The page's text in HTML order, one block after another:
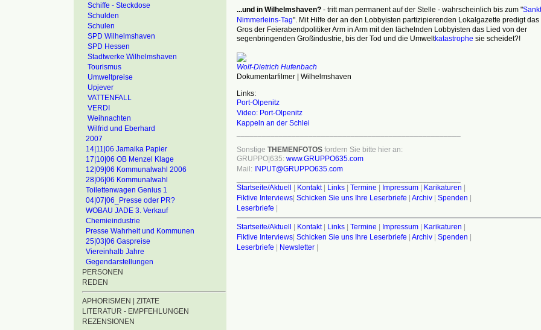
Schiffe - Steckdose
Schulden
Schulen
SPD Wilhelmshaven
SPD Hessen
Stadtwerke Wilhelmshaven
Tourismus
Umweltpreise
Upjever
VATTENFALL
VERDI
Weihnachten
Wilfrid und Eberhard
2007
14|11|06 Jamaika Papier
17|10|06 OB Menzel Klage
12|09|06 Kommunalwahl 2006
28|06|06 Kommunalwahl
Toilettenwagen Genius 1
04|07|06_Presse oder PR?
WOBAU JADE 3. Verkauf
Chemieindustrie
Presse Wahrheit und Kommunen
25|03|06 Gaspreise
Viereinhalb Jahre
Gegendarstellungen
PERSONEN
REDEN
APHORISMEN | ZITATE
LITERATUR - EMPFEHLUNGEN
REZENSIONEN
...und in Wilhelmshaven?- tritt man permanent auf der Stelle - wahrscheinlich bis zum "
Nimmerleins-Tag". Mit Hilfe der an den Lobbyisten partizipierenden Lokalgazette predigt das
Gros der Feierabendpolitiker Arm in Arm mit den lächelnden Lobbyisten das Lied von der
segenbringenden Großindustrie, bis der Tod und die Umweltkatastrophe sie scheidet?!
Wolf-Dietrich Hufenbach
Dokumentarfilmer | Wilhelmshaven
Links:
Port-Olpenitz
Video: Port-Olpenitz
Kappeln an der Schlei
Sonstige THEMENFOTOS fordern Sie bitte hier an:
GRUPPO|635: www.GRUPPO635.com
Mail: INPUT@GRUPPO635.com
Startseite/Aktuell
Kontakt| Links| Termine Impressum| Karikaturen
Fiktive Interviews| Schicken Sie uns Ihre Leserbriefe Archiv| Spenden
Leserbriefe
Startseite/Aktuell Kontakt| Links| Termine Impressum| Karikaturen
Fiktive Interviews| Schicken Sie uns Ihre Leserbriefe Archiv| Spenden
Leserbriefe
Newsletter|